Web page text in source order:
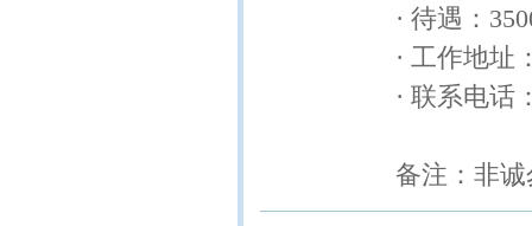
· 待遇：
· 工作地址
· 联系电话
备注：非